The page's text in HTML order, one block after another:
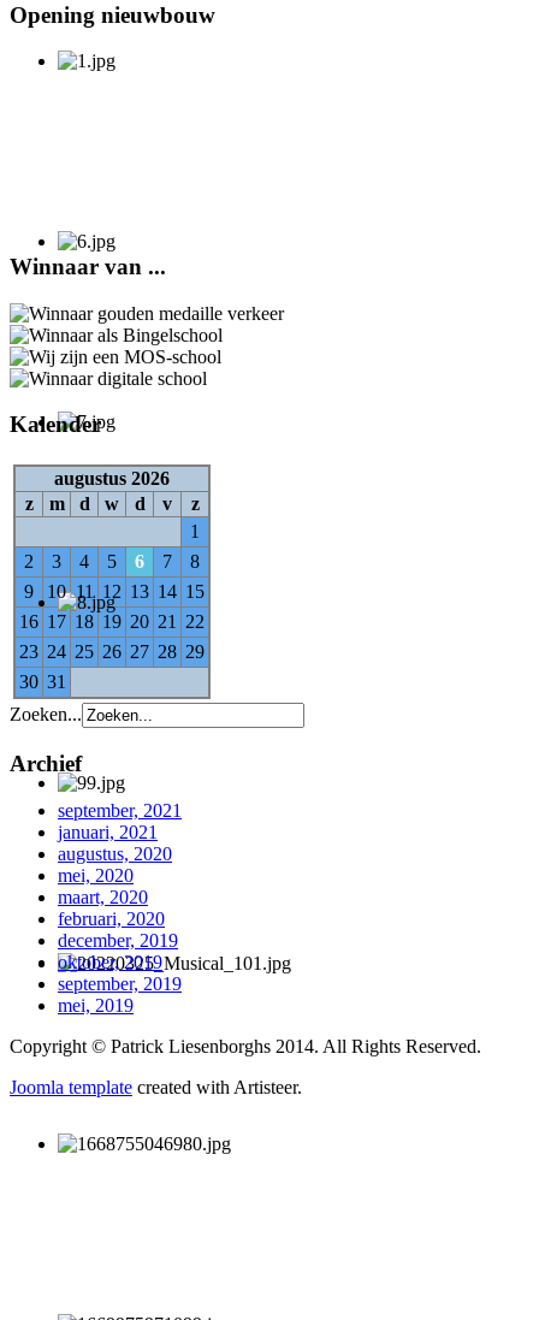
Opening nieuwbouw
Winnaar van ...
Kalender
augustus 2026
z
m d w d v
z
1
2
3 4 5 6 7
8
9
10 11 12 13 14 15
16 17 18 19 20 21
22
23 24 25 26 27 28 29
30 31
Zoeken...
Archief
september, 2021
januari, 2021
augustus, 2020
mei, 2020
maart, 2020
februari, 2020
december, 2019
oktober, 2019
september, 2019
mei, 2019
Copyright © Patrick Liesenborghs 2014. All Rights Reserved.
Joomla template created with Artisteer.